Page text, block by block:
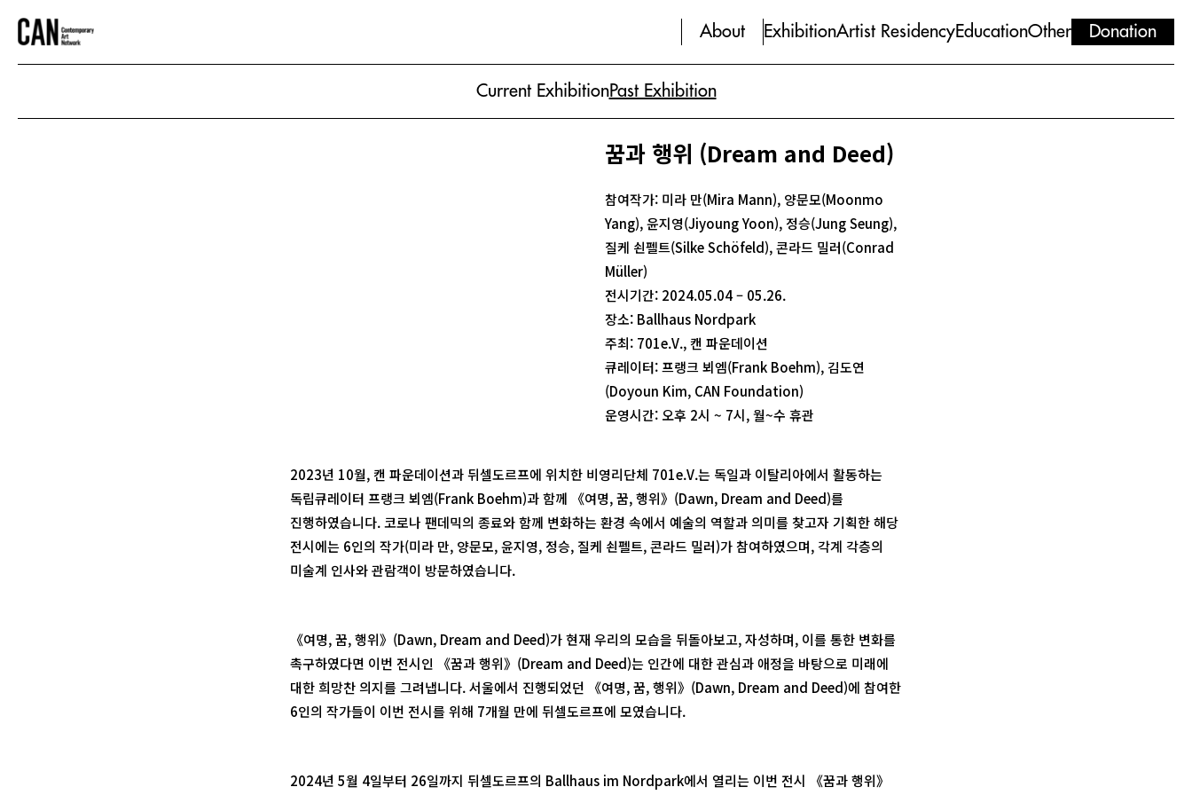
About ExhibitionArtist ResidencyEducationOther Donation
Current ExhibitionPast Exhibition
꿈과 행위 (Dream and Deed)
참여작가: 미라 만(Mira Mann), 양문모(Moonmo
Yang), 윤지영(Jiyoung Yoon), 정승(Jung Seung),
질케 쇤펠트(Silke Schöfeld), 콘라드 밀러(Conrad
Müller)
전시기간: 2024.05.04 – 05.26.
장소: Ballhaus Nordpark
주최: 701e.V., 캔 파운데이션
큐레이터: 프랭크 뵈엠(Frank Boehm), 김도연
(Doyoun Kim, CAN Foundation)
운영시간: 오후 2시 ~ 7시, 월~수 휴관
2023년 10월, 캔 파운데이션과 뒤셀도르프에 위치한 비영리단체 701e.V.는 독일과 이탈리아에서 활동하는
독립큐레이터 프랭크 뵈엠(Frank Boehm)과 함께 《여명, 꿈, 행위》(Dawn, Dream and Deed)를
진행하였습니다. 코로나 팬데믹의 종료와 함께 변화하는 환경 속에서 예술의 역할과 의미를 찾고자 기획한 해당
전시에는 6인의 작가(미라 만, 양문모, 윤지영, 정승, 질케 쇤펠트, 콘라드 밀러)가 참여하였으며, 각계 각층의
미술계 인사와 관람객이 방문하였습니다.
《여명, 꿈, 행위》(Dawn, Dream and Deed)가 현재 우리의 모습을 뒤돌아보고, 자성하며, 이를 통한 변화를
촉구하였다면 이번 전시인 《꿈과 행위》(Dream and Deed)는 인간에 대한 관심과 애정을 바탕으로 미래에
대한 희망찬 의지를 그려냅니다. 서울에서 진행되었던 《여명, 꿈, 행위》(Dawn, Dream and Deed)에 참여한
6인의 작가들이 이번 전시를 위해 7개월 만에 뒤셀도르프에 모였습니다.
2024년 5월 4일부터 26일까지 뒤셀도르프의 Ballhaus im Nordpark에서 열리는 이번 전시 《꿈과 행위》